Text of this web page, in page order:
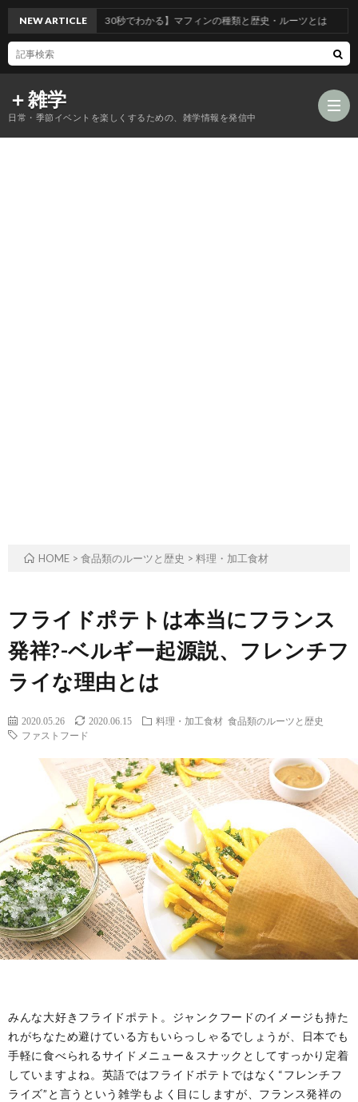
＋雑学
日常・季節イベントを楽しくするための、雑学情報を発信中
NEW ARTICLE【30秒でわかる】マフィンの種類と歴史・ルーツとは
HOME > 食品類のルーツと歴史 > 料理・加工食材
フライドポテトは本当にフランス
発祥?-ベルギー起源説、フレンチフ
ライな理由とは
2020.05.26 2020.06.15 料理・加工食材 食品類のルーツと歴史
ファストフード
みんな大好きフライドポテト。ジャンクフードのイメージも持た
れがちなため避けている方もいらっしゃるでしょうが、日本でも
手軽に食べられるサイドメニュー＆スナックとしてすっかり定着
していますよね。英語ではフライドポテトではなく“フレンチフ
ライズ”と言うという雑学もよく目にしますが、フランス発祥の